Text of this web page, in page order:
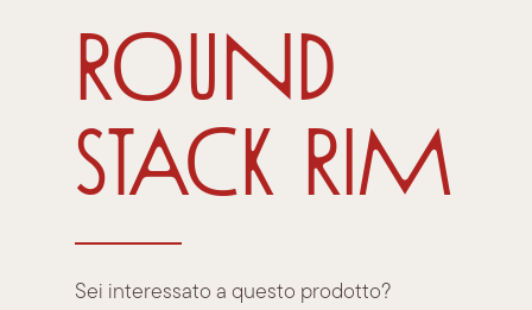
Round
Stack Rim
Sei interessato a questo prodotto?